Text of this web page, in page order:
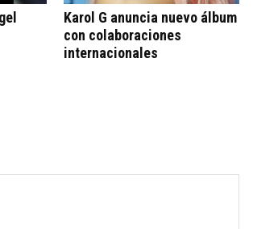
Karol G anuncia nuevo álbum
con colaboraciones
internacionales